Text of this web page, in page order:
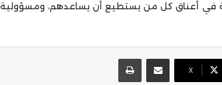
في أعناق كل من يستطيع أن يساعدهم، ومسؤولية
X
مشاركة عبر البريد